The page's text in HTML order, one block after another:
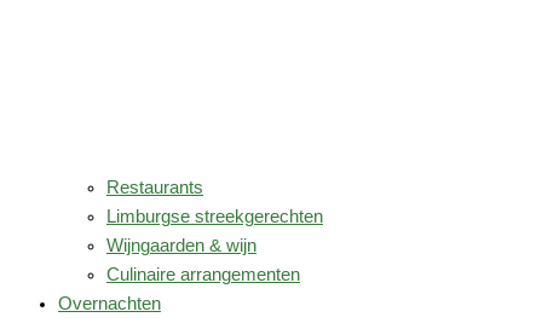
Restaurants
Limburgse streekgerechten
Wijngaarden & wijn
Culinaire arrangementen
Overnachten